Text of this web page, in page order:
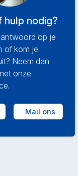
hulp nodig?
op je
of kom je
Neem dan
onze
Mail ons